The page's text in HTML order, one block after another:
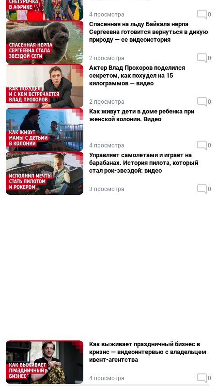
4 просмотра 0
Спасенная на льду Байкала нерпа
Сергеевна готовится вернуться в дикую
природу — ее видеоистория
2 просмотра 0
Актер Влад Прохоров поделился
секретом, как похудел на 15
килограммов — видео
2 просмотра 0
Как живут дети в доме ребенка при
женской колонии. Видео
4 просмотра 0
Управляет самолетами и играет на
барабанах. История пилота, который
стал рок-звездой: видео
3 просмотра 0
Как выживает праздничный бизнес в
кризис — видеоинтервью с владельцем
ивент-агентства
4 просмотра 0